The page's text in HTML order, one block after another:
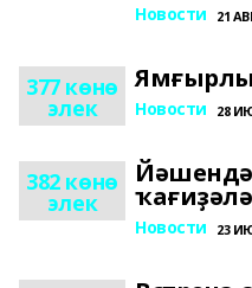
Новости 21
377 көнө
элек Новости 28
382 көнө
элек
Новости 23